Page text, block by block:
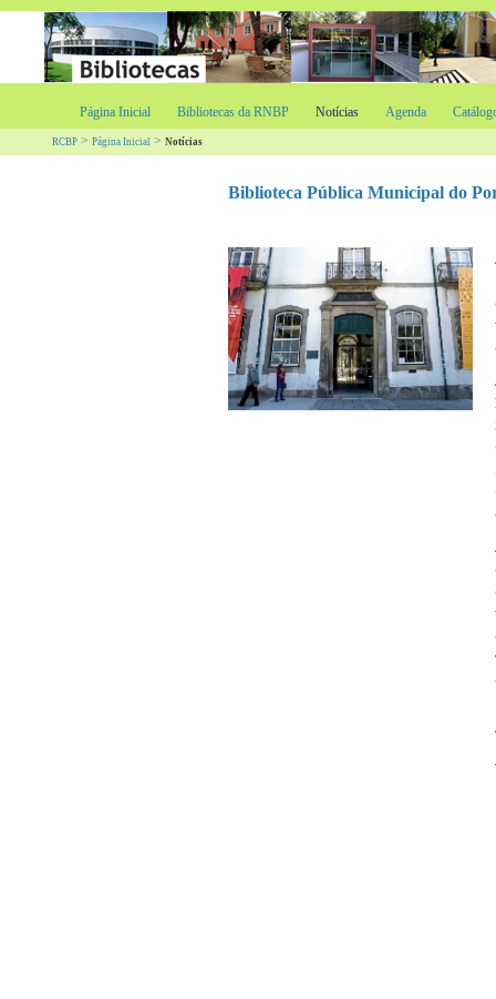
Página Inicial Bibliotecas da RNBP Notícias Agenda
RCBP > Página Inicial > Notícias
Biblioteca Pública Municipal do